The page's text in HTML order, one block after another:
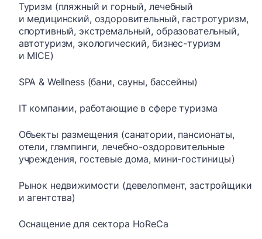
Туризм (пляжный и горный, лечебный
и медицинский, оздоровительный, гастротуризм,
спортивный, экстремальный, образовательный,
автотуризм, экологический, бизнес-туризм
и MICE)
SPA & Wellness (бани, сауны, бассейны)
IT компании, работающие в сфере туризма
Объекты размещения (санатории, пансионаты,
отели, глэмпинги, лечебно-оздоровительные
учреждения, гостевые дома, мини-гостиницы)
Рынок недвижимости (девелопмент, застройщики
и агентства)
Оснащение для сектора HoReCa